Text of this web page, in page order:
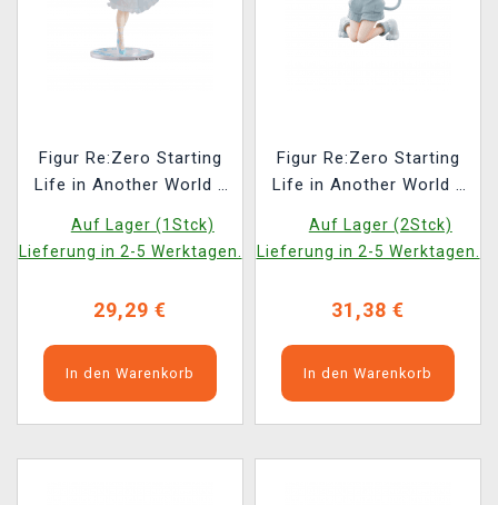
Figur Re:Zero Starting
Life in Another World -
(FuRyu)
Auf Lager (1Stck)
Lieferung in 2-5 Werktagen.
29,29 €
In den Warenkorb
Figur Re:Zero Starting
Life in Another World -
Auf Lager (2Stck)
Lieferung in 2-5 Werktagen.
31,38 €
In den Warenkorb